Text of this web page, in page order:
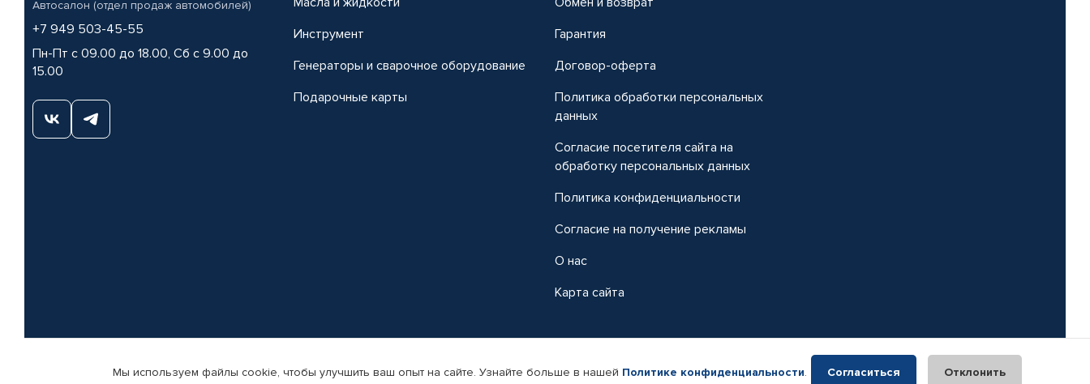
Автосалон (отдел продаж автомобилей)
+7 949 503-45-55
Пн-Пт с 09.00 до 18.00, Сб с 9.00 до
15.00
Инструмент
Генераторы и сварочное оборудование
Подарочные карты
Гарантия
Договор-оферта
Политика обработки персональных
данных
Согласие посетителя сайта на
обработку персональных данных
Политика конфиденциальности
Согласие на получение рекламы
О нас
Карта сайта
© КАМАЗ ЦЕНТР ДОНЕЦК, 2015-2026. Все права защищены. Интернет-магазин автомобильных товаров Автопрофи.
Мы используем файлы cookie, чтобы улучшить ваш опыт на сайте. Узнайте больше в нашей Политике конфиденциальности. Согласиться Отклонить